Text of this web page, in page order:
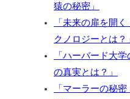
猿の秘密」
「未来の扉を開
クノロジーとは？
「ハーバード大
の真実とは？」
「マーラーの秘